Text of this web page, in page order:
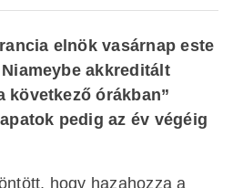
elnök vasárnap este
akkreditált
következő órákban”
pedig az év végéig
hogy hazahozza a